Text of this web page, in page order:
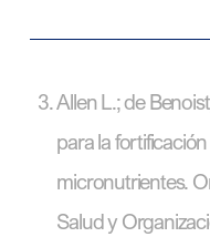
Allen L.; de
para la
micronutrientes.
Salud y